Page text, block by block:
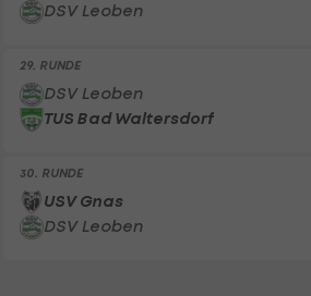
DSV Leoben
29. RUNDE
DSV Leoben
TUS Bad Waltersdorf
30. RUNDE
USV Gnas
DSV Leoben